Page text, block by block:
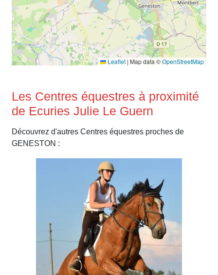
Leaflet | Map data ©OpenStreetMap
Les Centres équestres à proximité
de Ecuries Julie Le Guern
Découvrez d'autres Centres équestres proches de
GENESTON :